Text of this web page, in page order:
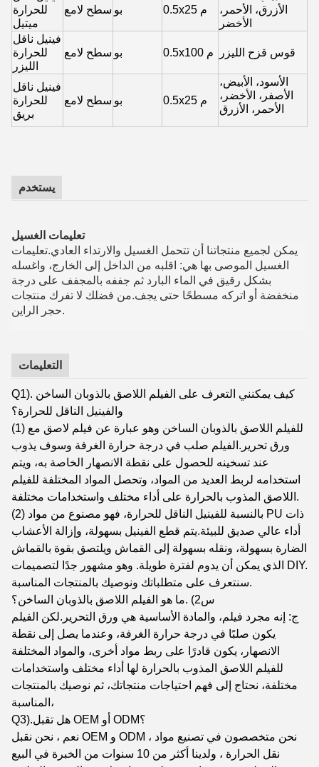
للحرارة
ميتيل
سطح لامع بو 0.5x25 م
الأزرق، الأحمر،
الأخضر
فينيل ناقل
للحرارة
الليزر
سطح لامع بو 0.5x100 م قوس قزح الليزر
فينيل ناقل
للحرارة
بريق
سطح لامع بو 0.5x25 م
الأسود، الأبيض،
الأصفر، الأخضر،
الأحمر، الأزرق
يستخدم
تعليمات الغسيل
يمكن لجميع منتجاتنا أن تتحمل الغسيل والارتداء العادي.تعليمات
الغسيل الموصى بها هي: اقلبه من الداخل إلى الخارج، واغسله
بشكل رقيق في الماء البارد ثم جففه بالمجفف على درجة
منخفضة أو اتركه مسطحًا حتى يجف.من فضلك لا تفرك منتجات
حجر الراين.
التعليمات
Q1). كيف يمكنني التعرف على الفيلم اللاصق بالذوبان الساخن
والفينيل الناقل للحرارة؟
(1) للفيلم اللاصق بالذوبان الساخن وهو عبارة عن فيلم لاصق مع
ورق تحرير.الفيلم صلب في درجة حرارة الغرفة وسوف يذوب
عند تسخينه للحصول على نقطة الانصهار الخاصة به، ويتم
استخدامه لربط العديد من المواد، وتحصل المواد المختلفة للفيلم
اللاصق المذوب بالحرارة على أداء مختلف واستخدامات مختلفة.
(2) بالنسبة للفينيل الناقل للحرارة، فهو مصنوع من مواد PU ذات
أداء عالي صديق للبيئة.يتم قطع الفينيل بسهولة، وإزالة الأعشاب
الضارة بسهولة، ونقله بسهولة إلى القماش ويلتصق بقوة بالقماش
الذي يمكن أن يدوم لفترة طويلة. وهو مشهور جدًا لتصميمات DIY.
سنتعرف على متطلباتك ونوصيك بالمنتجات المناسبة.
س2) .ما هو الفيلم اللاصق بالذوبان الساخن؟
ج: إنه مجرد فيلم، والمادة الأساسية هي ورق التحرير.لكن الفيلم
يكون صلبًا في درجة حرارة الغرفة، وعندما يصل إلى نقطة
الانصهار، يكون قادرًا على ربط مواد أخرى، والمواد المختلفة
للفيلم اللاصق المذوب بالحرارة لها أداء مختلف واستخدامات
مختلفة، نحتاج إلى فهم احتياجات منتجاتك، ثم نوصيك بالمنتجات
المناسبة،
Q3).هل تقبل OEM أو ODM؟
نعم ، نحن نقبل OEM و ODM ، نحن متخصصون في تصنيع مواد
نقل الحرارة ، ولدينا أكثر من 10 سنوات من الخبرة في البيع